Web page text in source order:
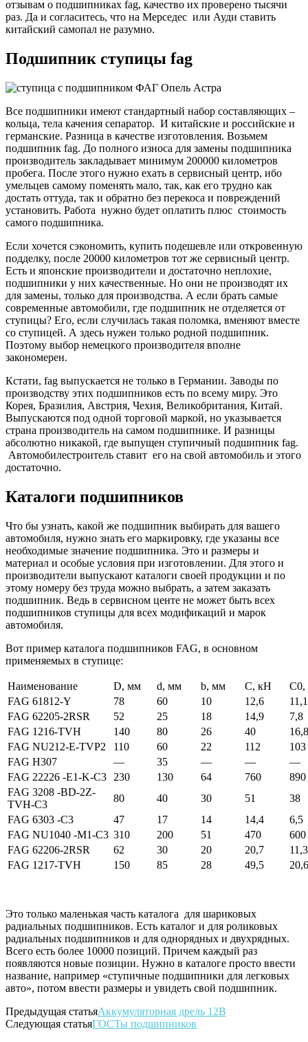
отзывам о подшипниках fag, качество их проверено тысячи
раз. Да и согласитесь, что на Мерседес или Ауди ставить
китайский самопал не разумно.
Подшипник ступицы fag
Все подшипники имеют стандартный набор составляющих –
кольца, тела качения сепаратор. И китайские и российские и
германские. Разница в качестве изготовления. Возьмем
подшипник fag. До полного износа для замены подшипника
производитель закладывает минимум 200000 километров
пробега. После этого нужно ехать в сервисный центр, ибо
умельцев самому поменять мало, так, как его трудно как
достать оттуда, так и обратно без перекоса и повреждений
установить. Работа нужно будет оплатить плюс стоимость
самого подшипника.
Если хочется сэкономить, купить подешевле или откровенную
подделку, после 20000 километров тот же сервисный центр.
Есть и японские производители и достаточно неплохие,
подшипники у них качественные. Но они не производят их
для замены, только для производства. А если брать самые
современные автомобили, где подшипник не отделяется от
ступицы? Его, если случилась такая поломка, вменяют вместе
со ступицей. А здесь нужен только родной подшипник.
Поэтому выбор немецкого производителя вполне
закономерен.
Кстати, fag выпускается не только в Германии. Заводы по
производству этих подшипников есть по всему миру. Это
Корея, Бразилия, Австрия, Чехия, Великобритания, Китай.
Выпускаются под одной торговой маркой, но указывается
страна производитель на самом подшипнике. И разницы
абсолютно никакой, где выпущен ступичный подшипник fag.
Автомобилестроитель ставит его на свой автомобиль и этого
достаточно.
Каталоги подшипников
Что бы узнать, какой же подшипник выбирать для вашего
автомобиля, нужно знать его маркировку, где указаны все
необходимые значение подшипника. Это и размеры и
материал и особые условия при изготовлении. Для этого и
производители выпускают каталоги своей продукции и по
этому номеру без труда можно выбрать, а затем заказать
подшипник. Ведь в сервисном центе не может быть всех
подшипников ступицы для всех модификаций и марок
автомобиля.
Вот пример каталога подшипников FAG, в основном
применяемых в ступице:
Наименование D, мм d, мм b, мм C, кН
FAG 61812-Y
78 60 10 12,6
11,1
FAG 62205-2RSR
52 25 18 14,9
7,8
FAG 1216-TVH
140 80 26 40
16,8
FAG NU212-E-TVP2
110 60 22 112
103
FAG H307
— 35 — —
—
FAG 22226 -E1-K-C3
230 130 64 760
890
FAG 3208 -BD-2Z-
TVH-C3
80 40 30 51
38
FAG 6303 -C3
47 17 14 14,4
6,5
FAG NU1040 -M1-C3 310 200 51 470
600
FAG 62206-2RSR
62 30 20 20,7
11,3
FAG 1217-TVH
150 85 28 49,5 20,6
Это только маленькая часть каталога для шариковых
радиальных подшипников. Есть каталог и для роликовых
радиальных подшипников и для однорядных и двухрядных.
Всего есть более 10000 позиций. Причем каждый раз
появляются новые позиции. Нужно в каталоге просто ввести
название, например «ступичные подшипники для легковых
авто», потом ввести размеры и увидеть свой подшипник.
Предыдущая статьяАккумуляторная дрель 12В
Следующая статьяГОСТы подшипников